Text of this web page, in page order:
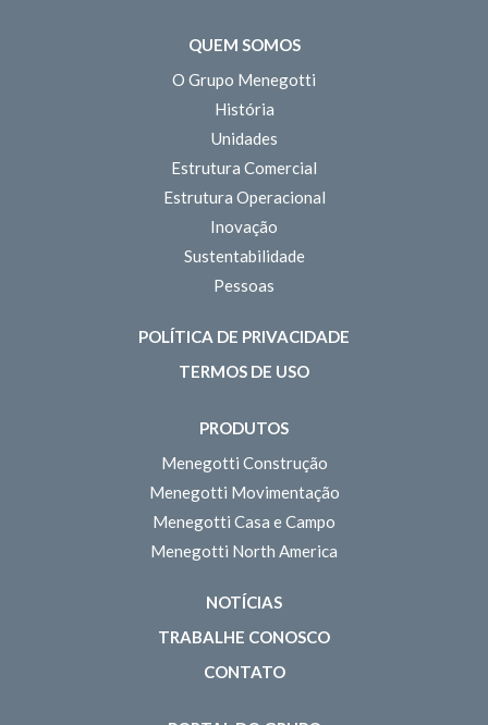
QUEM SOMOS
O Grupo Menegotti
História
Unidades
Estrutura Comercial
Estrutura Operacional
Inovação
Sustentabilidade
Pessoas
POLÍTICA DE PRIVACIDADE
TERMOS DE USO
PRODUTOS
Menegotti Construção
Menegotti Movimentação
Menegotti Casa e Campo
Menegotti North America
NOTÍCIAS
TRABALHE CONOSCO
CONTATO